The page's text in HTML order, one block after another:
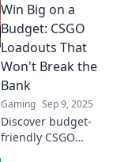
tips for budget
loadouts that elevate
your game while
keeping your wallet
happy.
Win Big on a
Budget: CSGO
Loadouts That
Won't Break the
Bank
Gaming Sep 9, 2025
Discover budget-
friendly CSGO